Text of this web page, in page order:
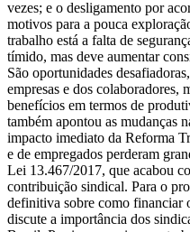
vezes; e o desligamento por
motivos para a pouca
trabalho está a falta de
tímido, mas deve aumentar
São oportunidades
empresas e dos colaboradores,
benefícios em termos de
também apontou as mudanças
impacto imediato da Reforma
e de empregados perderam
Lei 13.467/2017, que acabou
contribuição sindical. Para o
definitiva sobre como financiar
discute a importância dos